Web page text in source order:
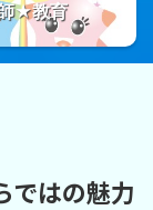
★教育
ではの魅力